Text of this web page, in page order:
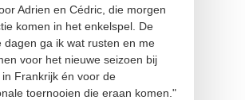
Adrien en Cédric, die morgen
komen in het enkelspel. De
dagen ga ik wat rusten en me
voor het nieuwe seizoen bij
in Frankrijk én voor de
toernooien die eraan komen."